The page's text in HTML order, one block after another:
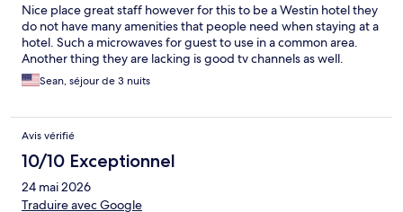
Nice place great staff however for this to be a Westin hotel they
do not have many amenities that people need when staying at a
hotel. Such a microwaves for guest to use in a common area.
Another thing they are lacking is good tv channels as well.
Sean, séjour de 3 nuits
Avis vérifié
10/10 Exceptionnel
24 mai 2026
Traduire avec Google